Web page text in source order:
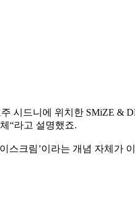
시드니에 위치한 SMiZE &
“라고 설명했죠.
스크림’이라는 개념 자체